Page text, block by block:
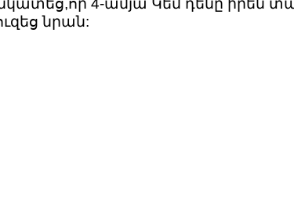
4-ամյա Կեմ դենը իրեն
նրան: